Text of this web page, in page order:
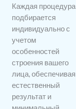
Каждая процедура
подбирается
индивидуально с
учетом
особенностей
строения вашего
лица, обеспечивая
естественный
результат и